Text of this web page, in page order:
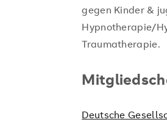
gegen Kinder &
Hypnotherapie/
Traumatherapie.
Deutsche